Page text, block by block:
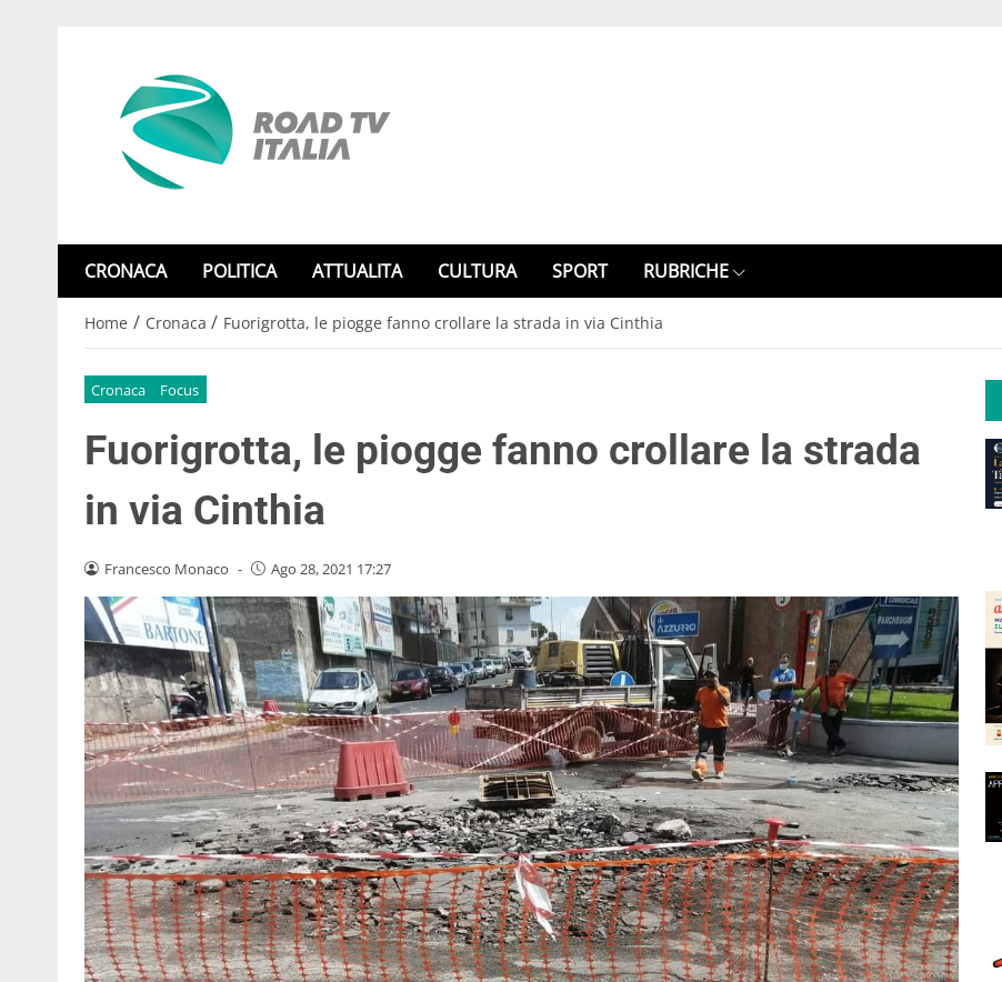
CRONACA POLITICA ATTUALITA CULTURA SPORT RUBRICHE
Home / Cronaca / Fuorigrotta, le piogge fanno crollare la strada in via Cinthia
Cronaca Focus
Fuorigrotta, le piogge fanno crollare la strada
in via Cinthia
Francesco Monaco - Ago 28, 2021 17:27